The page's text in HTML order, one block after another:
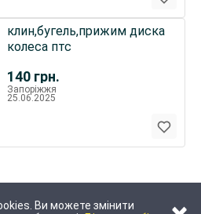
140 грн.
клин,бугель,прижим диска
колеса птс
Запоріжжя
25.06.2025
Ви можете змінити